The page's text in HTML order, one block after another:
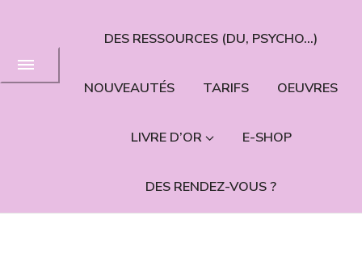
DES RESSOURCES (DU, PSYCHO…)
NOUVEAUTÉS TARIFS OEUVRES
LIVRE D’OR E-SHOP
DES RENDEZ-VOUS ?